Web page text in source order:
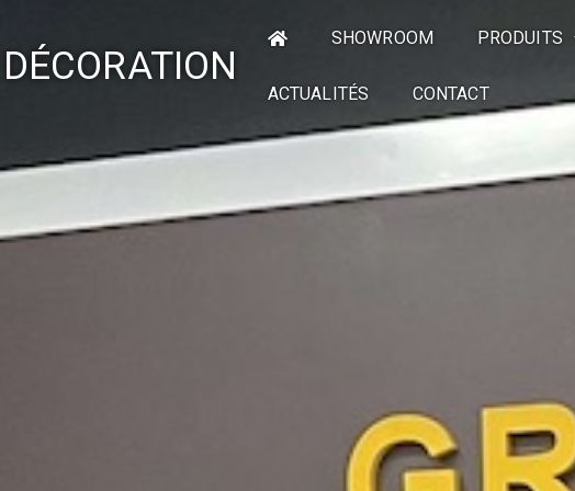
SHOWROOM PRODUITS
ACTUALITÉS CONTACT